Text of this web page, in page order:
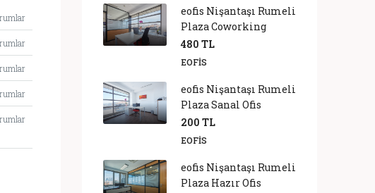
eofis Nişantaşı Rumeli
Plaza Coworking
480 TL
EOFIS
eofis Nişantaşı Rumeli
Plaza Sanal Ofis
200 TL
EOFIS
eofis Nişantaşı Rumeli
Plaza Hazır Ofis